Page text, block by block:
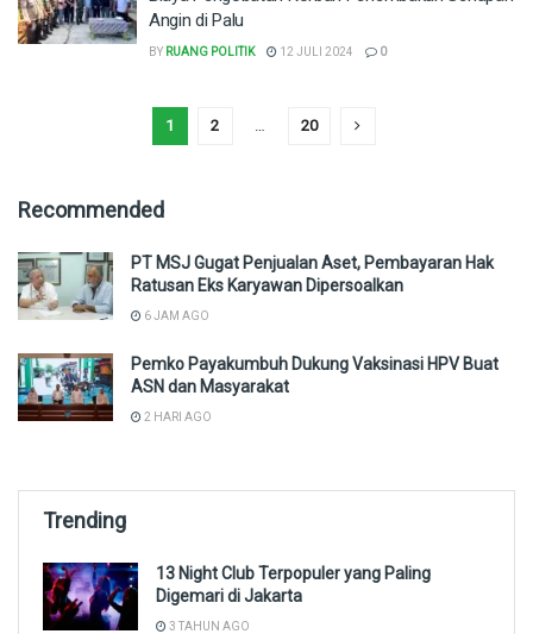
Angin di Palu
BY RUANG POLITIK 12 JULI 2024 0
1 2 … 20
Recommended
PT MSJ Gugat Penjualan Aset, Pembayaran Hak
Ratusan Eks Karyawan Dipersoalkan
6 JAM AGO
Pemko Payakumbuh Dukung Vaksinasi HPV Buat
ASN dan Masyarakat
2 HARI AGO
Trending
13 Night Club Terpopuler yang Paling
Digemari di Jakarta
3 TAHUN AGO